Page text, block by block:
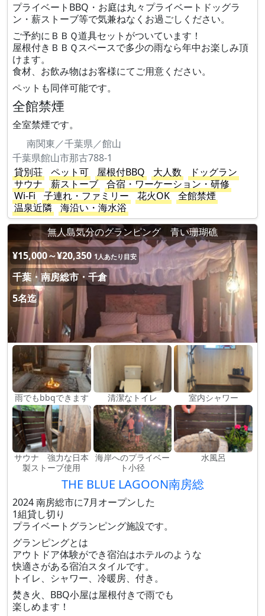
プライベートBBQ・お庭は丸々プライベートドッグラ
ン・薪ストーブ等で気兼ねなくお過ごしください。
ご予約にＢＢＱ道具セットがついています！
屋根付きＢＢＱスペースで多少の雨なら年中お楽しみ頂
けます。
食材、お飲み物はお客様にてご用意ください。
ペットも同伴可能です。
全館禁煙
全室禁煙です。
南関東／千葉県／館山
千葉県館山市那古788-1
貸別荘
ペット可 屋根付BBQ 大人数
ドッグラン
サウナ
薪ストーブ
合宿・ワーケーション・研修
Wi-Fi
子連れ・ファミリー 花火OK
全館禁煙
温泉近隣
海沿い・海水浴
無人島気分のグランピング 青い珊瑚礁
¥15,000～¥20,350 1人あたり目安
千葉・南房総市・千倉
5名迄
雨でもbbqできます 清潔なトイレ 室内シャワー
サウナ 強力な日本
製ストーブ使用
海岸へのプライベー
ト小径
水風呂
THE BLUE LAGOON南房総
2024 南房総市に7月オープンした
1組貸し切り
プライベートグランピング施設です。
グランピングとは
アウトドア体験ができ宿泊はホテルのような
快適さがある宿泊スタイルです。
トイレ、シャワー、冷暖房、付き。
焚き火、BBQ小屋は屋根付きで雨でも
楽しめます！